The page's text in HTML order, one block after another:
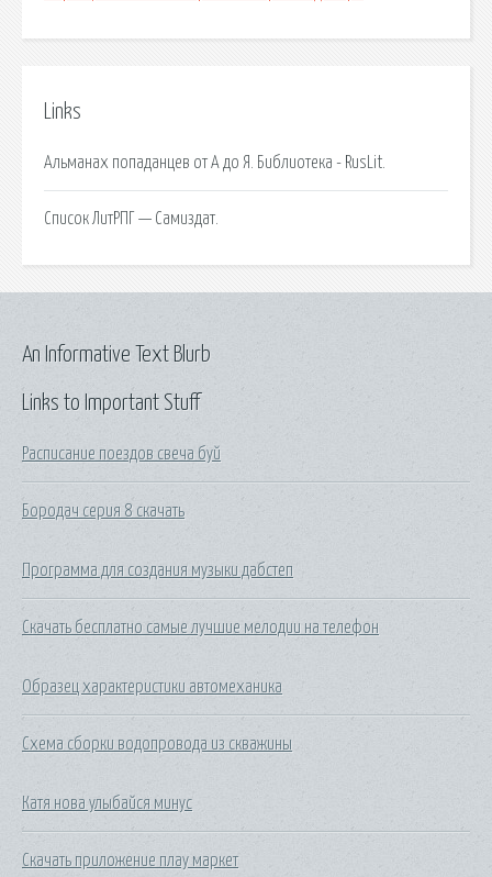
Links
Альманах попаданцев от А до Я. Библиотека - RusLit.
Список ЛитРПГ — Самиздат.
Links to Important Stuff
Расписание поездов свеча буй
Бородач серия 8 скачать
Программа для создания музыки дабстеп
Скачать бесплатно самые лучшие мелодии на телефон
Образец характеристики автомеханика
Схема сборки водопровода из скважины
Катя нова улыбайся минус
Скачать приложение плау маркет
An Informative Text Blurb